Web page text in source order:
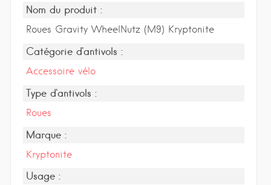
Nom du produit :
Roues Gravity WheelNutz (M9) Kryptonite
Catégorie d'antivols :
Accessoire vélo
Type d'antivols :
Roues
Marque :
Kryptonite
Usage :